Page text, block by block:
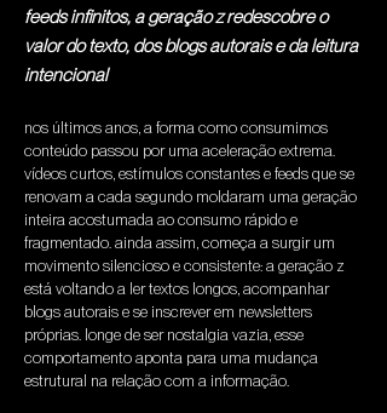
feeds infinitos, a geração z redescobre o
valor do texto, dos blogs autorais e da leitura
intencional
nos últimos anos, a forma como consumimos
conteúdo passou por uma aceleração extrema.
vídeos curtos, estímulos constantes e feeds que se
renovam a cada segundo moldaram uma geração
inteira acostumada ao consumo rápido e
fragmentado. ainda assim, começa a surgir um
movimento silencioso e consistente: a geração z
está voltando a ler textos longos, acompanhar
blogs autorais e se inscrever em newsletters
próprias. longe de ser nostalgia vazia, esse
comportamento aponta para uma mudança
estrutural na relação com a informação.